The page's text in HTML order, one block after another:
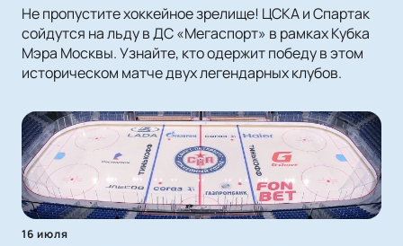
Не пропустите хоккейное зрелище! ЦСКА и Спартак
сойдутся на льду в ДС «Мегаспорт» в рамках Кубка
Мэра Москвы. Узнайте, кто одержит победу в этом
историческом матче двух легендарных клубов.
16 июля